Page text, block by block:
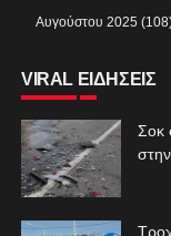
VIRAL ΕΙΔΗΣΕΙΣ
Σοκ